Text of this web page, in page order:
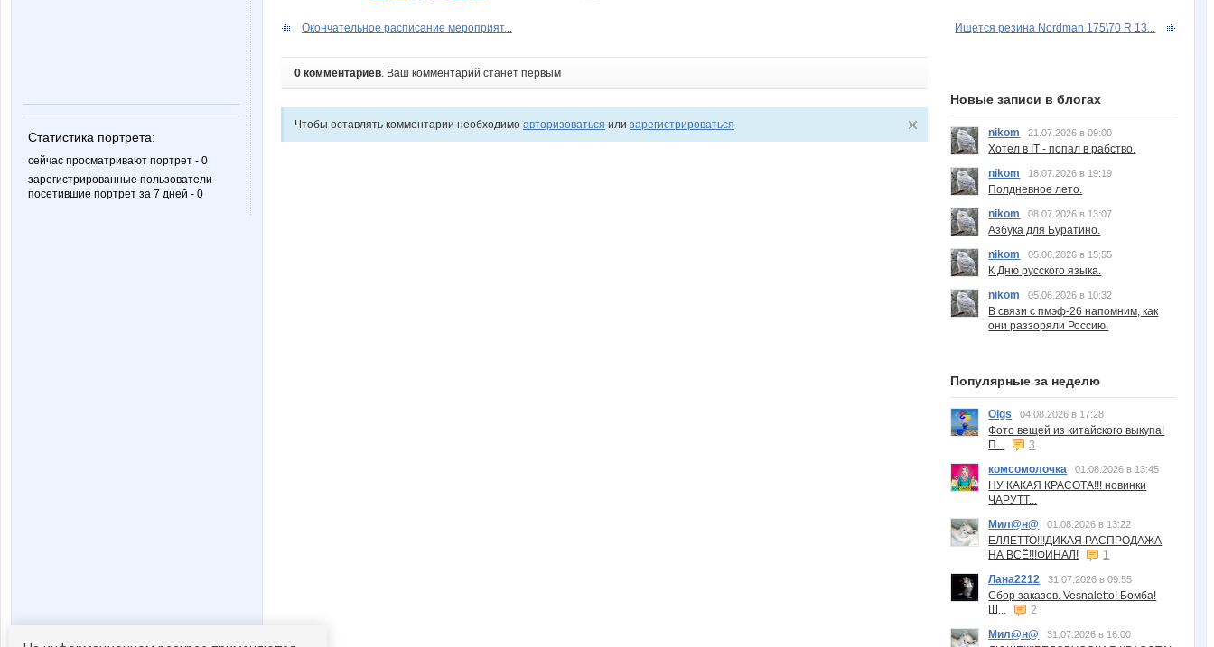
Статистика портрета:
сейчас просматривают портрет - 0
зарегистрированные пользователи
посетившие портрет за 7 дней - 0
Окончательное расписание мероприят... Ищется резина Nordman 175\70 R 13...
0 комментариев. Ваш комментарий станет первым
Чтобы оставлять комментарии необходимо авторизоваться или зарегистрироваться
Новые записи в блогах
nikom 21.07.2026 в 09:00
Хотел в IT - попал в рабство.
nikom
18.07.2026 в 19:19
Полдневное лето.
nikom
08.07.2026 в 13:07
Азбука для Буратино.
nikom
05.06.2026 в 15:55
К Дню русского языка.
nikom
05.06.2026 в 10:32
В связи с пмэф-26 напомним, как
они раззоряли Россию.
Популярные за неделю
Olgs 04.08.2026 в 17:28
Фото вещей из китайского выкупа!
П...
3
комсомолочка
01.08.2026 в 13:45
НУ КАКАЯ КРАСОТА!!! новинки
ЧАРУТТ...
Мил@н@
01.08.2026 в 13:22
ЕЛЛЕТТО!!!ДИКАЯ РАСПРОДАЖА
НА ВСЁ!!!ФИНАЛ!
1
Лана2212
31.07.2026 в 09:55
Сбор заказов. Vesnaletto! Бомба!
Ш...
2
Мил@н@
31.07.2026 в 16:00